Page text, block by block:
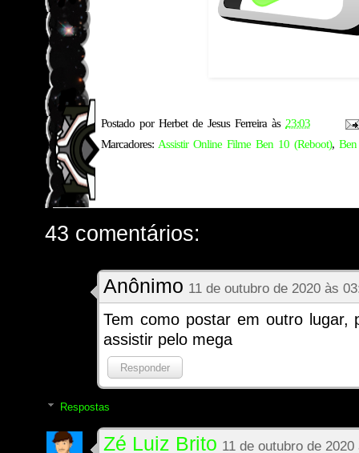
Postado por Herbet de Jesus Ferreira às 23:03
Marcadores: Assistir Online Filme Ben 10 (Reboot),
43 comentários:
Anônimo 11 de outubro de 2020 às
Tem como postar em outro lugar,
assistir pelo mega
Responder
Respostas
Zé Luiz Brito 11 de outubro de 2020